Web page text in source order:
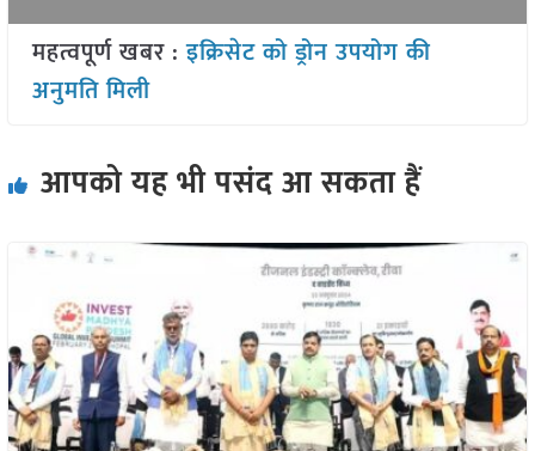
महत्वपूर्ण खबर :इक्रिसेट को ड्रोन उपयोग की
अनुमति मिली
आपको यह भी पसंद आ सकता हैं